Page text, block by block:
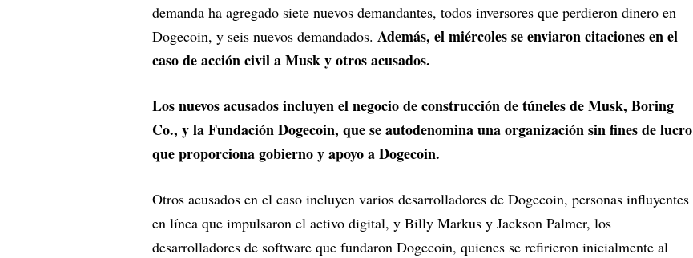
demanda ha agregado siete nuevos demandantes, todos inversores que perdieron dinero en
Dogecoin, y seis nuevos demandados. Además, el miércoles se enviaron citaciones en el
caso de acción civil a Musk y otros acusados.
Los nuevos acusados incluyen el negocio de construcción de túneles de Musk, Boring
Co., y la Fundación Dogecoin, que se autodenomina una organización sin fines de lucro
que proporciona gobierno y apoyo a Dogecoin.
Otros acusados en el caso incluyen varios desarrolladores de Dogecoin, personas influyentes
en línea que impulsaron el activo digital, y Billy Markus y Jackson Palmer, los
desarrolladores de software que fundaron Dogecoin, quienes se refirieron inicialmente al